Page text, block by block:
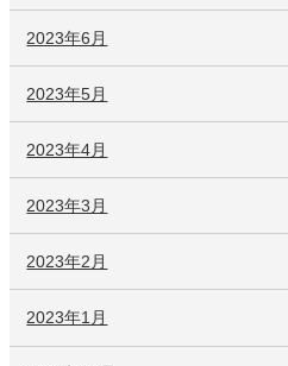
2023年6月
2023年5月
2023年4月
2023年3月
2023年2月
2023年1月